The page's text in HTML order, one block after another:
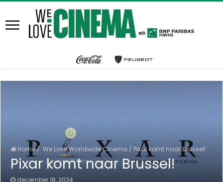
Home/ We Love Worldwide Cinema / Pixar komt naar Brussel!
Pixar komt naar Brussel!
december 18, 2024